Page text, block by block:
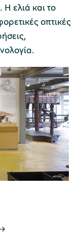
Η ελιά και το
οπτικές